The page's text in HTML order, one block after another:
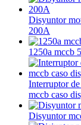
Disyuntor
200A
1250a mccb
Interruptor
mccb caso
Disyuntor